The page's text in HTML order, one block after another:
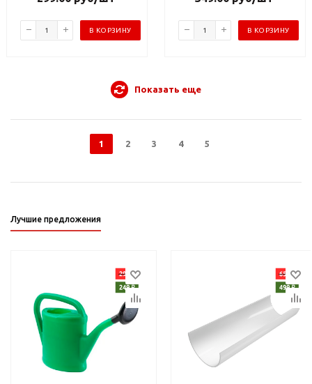
В КОРЗИНУ В КОРЗИНУ
Показать еще
1 2 3 4 5
Лучшие предложения